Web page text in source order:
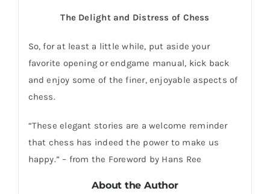
The Delight and Distress of Chess
So, for at least a little while, put aside your
favorite opening or endgame manual, kick back
and enjoy some of the finer, enjoyable aspects of
chess.
“These elegant stories are a welcome reminder
that chess has indeed the power to make us
happy.” – from the Foreword by Hans Ree
About the Author